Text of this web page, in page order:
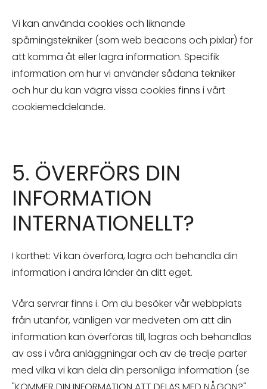
Vi kan använda cookies och liknande
spårningstekniker (som web beacons och pixlar) för
att komma åt eller lagra information. Specifik
information om hur vi använder sådana tekniker
och hur du kan vägra vissa cookies finns i vårt
cookiemeddelande.
5. ÖVERFÖRS DIN
INFORMATION
INTERNATIONELLT?
I korthet: Vi kan överföra, lagra och behandla din
information i andra länder än ditt eget.
Våra servrar finns i. Om du besöker vår webbplats
från utanför, vänligen var medveten om att din
information kan överföras till, lagras och behandlas
av oss i våra anläggningar och av de tredje parter
med vilka vi kan dela din personliga information (se